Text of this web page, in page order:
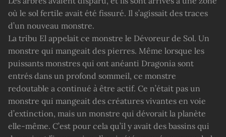
où le sol fertile avait été fissuré. Il s’agissait des traces
d’un nouveau monstre.
La tribu El appelait ce monstre le Dévoreur de Sol. Un
monstre qui mangeait des pierres. Même lorsque les
puissants monstres qui ont anéanti Dragonia sont
entrés dans un profond sommeil, ce monstre
redoutable a continué à être actif. Ce n’était pas un
monstre qui mangeait des créatures vivantes en voie
d’extinction, mais un monstre qui dévorait la planète
elle-même. C’est pour cela qu’il y avait des bassins qui